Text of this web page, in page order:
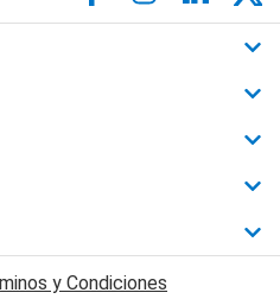
y Condiciones